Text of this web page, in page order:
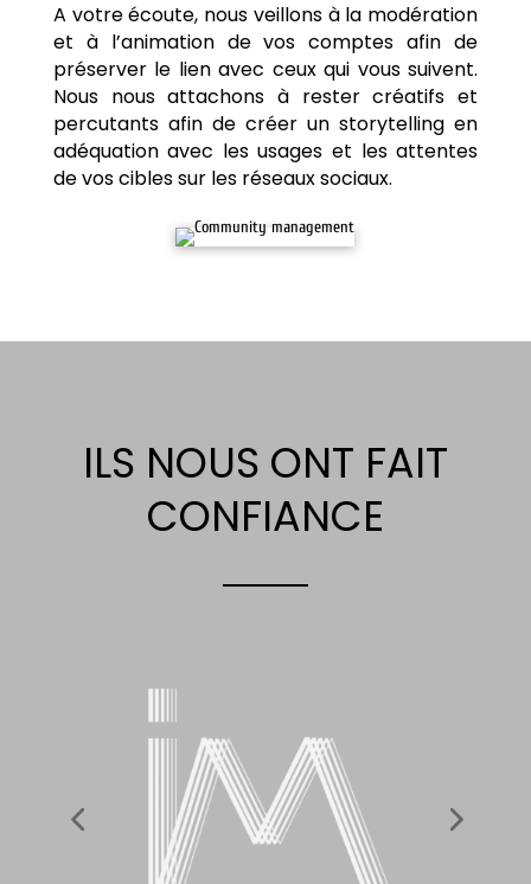
A votre écoute, nous veillons à la modération
et à l’animation de vos comptes afin de
préserver le lien avec ceux qui vous suivent.
Nous nous attachons à rester créatifs et
percutants afin de créer un storytelling en
adéquation avec les usages et les attentes
de vos cibles sur les réseaux sociaux.
ILS NOUS ONT FAIT
CONFIANCE